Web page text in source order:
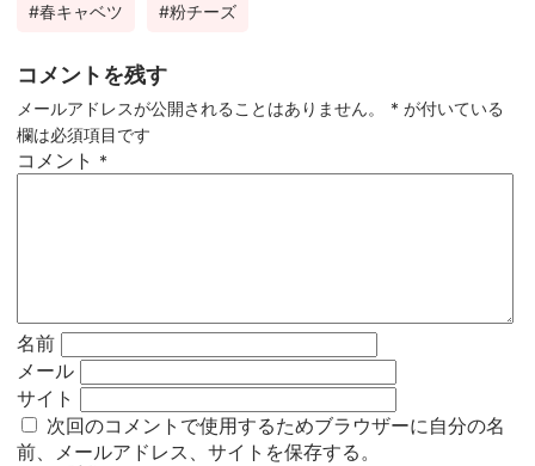
春キャベツ 粉チーズ
コメントを残す
メールアドレスが公開されることはありません。 * が付いている
欄は必須項目です
コメント *
名前
メール
サイト
次回のコメントで使用するためブラウザーに自分の名
前、メールアドレス、サイトを保存する。